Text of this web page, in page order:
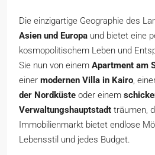
Die einzigartige Geographie des
Asien und Europa und bietet eine
kosmopolitischem Leben und
Sie nun von einem Apartment am
einer modernen Villa in Kairo,
der Nordküste oder einem
Verwaltungshauptstadt träumen,
Immobilienmarkt bietet endlose
Lebensstil und jedes Budget.